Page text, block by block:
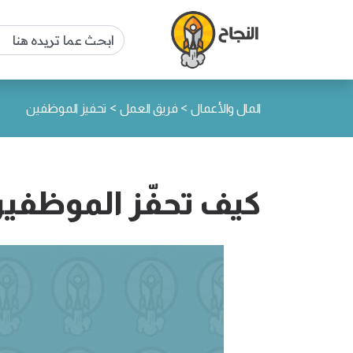
المال والأعمال > فريق العمل > تحفيز الموظفين
كيف تحفّز